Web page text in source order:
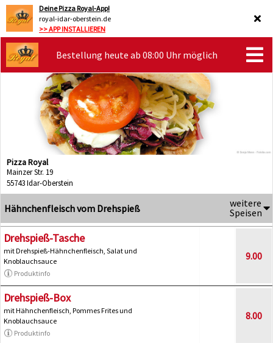
Deine Pizza Royal-App!
royal-idar-oberstein.de
>> APP INSTALLIEREN
Bestellung heute ab 08:00 Uhr möglich
Pizza Royal
Mainzer Str. 19
55743 Idar-Oberstein
Hähnchenfleisch vom Drehspieß
weitere
Speisen
Drehspieß-Tasche
mit Drehspieß-Hähnchenfleisch, Salat und
Knoblauchsauce
Produktinfo
9.00
Drehspieß-Box
mit Hähnchenfleisch, Pommes Frites und
Knoblauchsauce
Produktinfo
8.00